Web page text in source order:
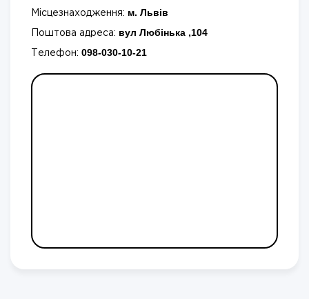
Місцезнаходження: м. Львів
Поштова адреса: вул Любінька ,104
Телефон: 098-030-10-21